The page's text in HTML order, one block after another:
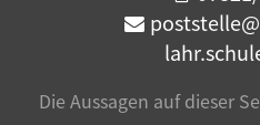
Die Aussagen auf dieser